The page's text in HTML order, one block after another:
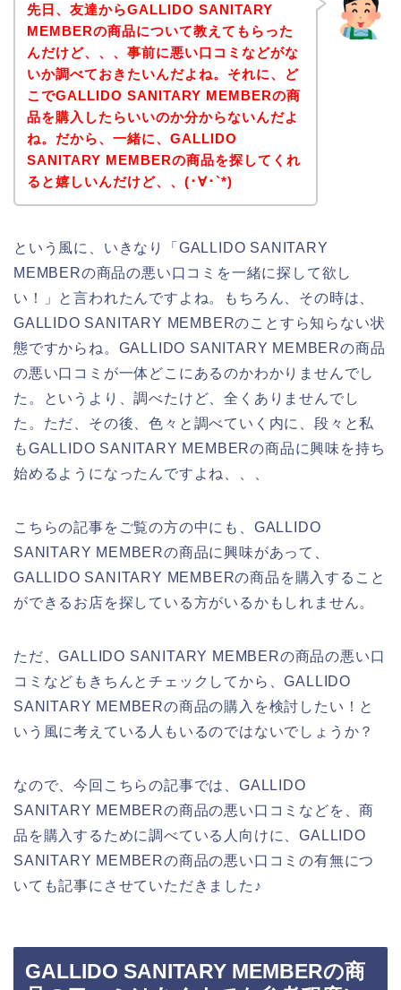
先日、友達からGALLIDO SANITARY
MEMBERの商品について教えてもらった
んだけど、、、事前に悪い口コミなどがな
いか調べておきたいんだよね。それに、ど
こでGALLIDO SANITARY MEMBERの商
品を購入したらいいのか分からないんだよ
ね。だから、一緒に、GALLIDO
SANITARY MEMBERの商品を探してくれ
ると嬉しいんだけど、、(･∀･`*)
という風に、いきなり「GALLIDO SANITARY
MEMBERの商品の悪い口コミを一緒に探して欲し
い！」と言われたんですよね。もちろん、その時は、
GALLIDO SANITARY MEMBERのことすら知らない状
態ですからね。GALLIDO SANITARY MEMBERの商品
の悪い口コミが一体どこにあるのかわかりませんでし
た。というより、調べたけど、全くありませんでし
た。ただ、その後、色々と調べていく内に、段々と私
もGALLIDO SANITARY MEMBERの商品に興味を持ち
始めるようになったんですよね、、、
こちらの記事をご覧の方の中にも、GALLIDO
SANITARY MEMBERの商品に興味があって、
GALLIDO SANITARY MEMBERの商品を購入すること
ができるお店を探している方がいるかもしれません。
ただ、GALLIDO SANITARY MEMBERの商品の悪い口
コミなどもきちんとチェックしてから、GALLIDO
SANITARY MEMBERの商品の購入を検討したい！と
いう風に考えている人もいるのではないでしょうか？
なので、今回こちらの記事では、GALLIDO
SANITARY MEMBERの商品の悪い口コミなどを、商
品を購入するために調べている人向けに、GALLIDO
SANITARY MEMBERの商品の悪い口コミの有無につ
いても記事にさせていただきました♪
GALLIDO SANITARY MEMBERの商